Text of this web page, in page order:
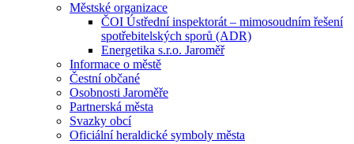
Městské organizace
ČOI Ústřední inspektorát – mimosoudním řešení
spotřebitelských sporů (ADR)
Energetika s.r.o. Jaroměř
Informace o městě
Čestní občané
Osobnosti Jaroměře
Partnerská města
Svazky obcí
Oficiální heraldické symboly města